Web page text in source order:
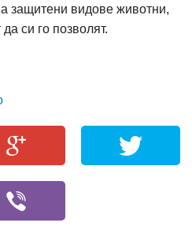
защитени видове животни,
си го позволят.